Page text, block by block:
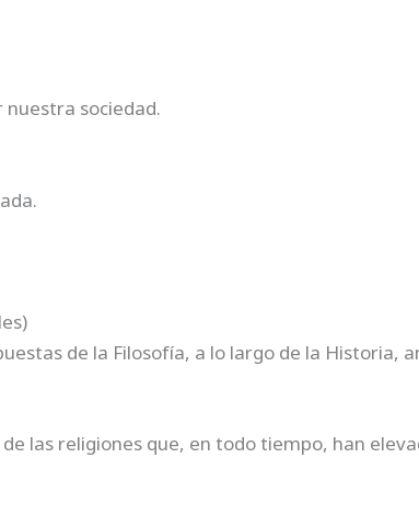
sociedad.
de la Filosofía, a lo largo de la Historia,
las religiones que, en todo tiempo, han